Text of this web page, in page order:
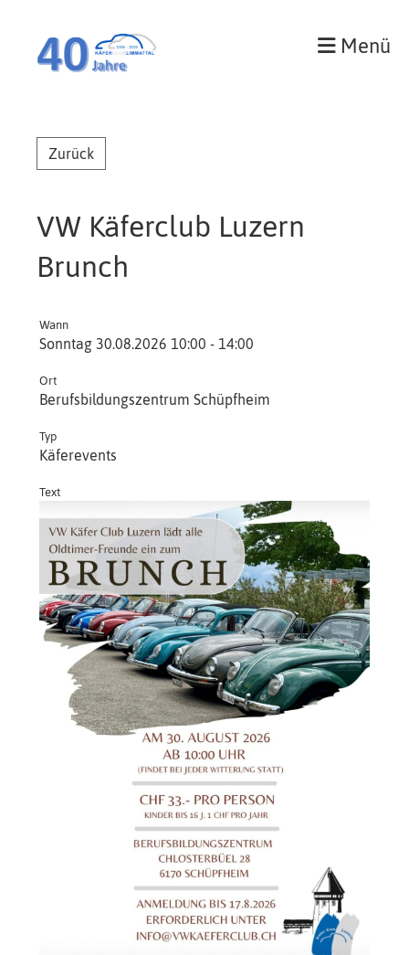
Menü
Zurück
VW Käferclub Luzern
Brunch
Wann
Sonntag 30.08.2026 10:00 - 14:00
Ort
Berufsbildungszentrum Schüpfheim
Typ
Käferevents
Text